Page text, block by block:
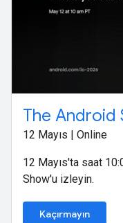
The Android
12 Mayıs | Online
12 Mayıs'ta saat
Show'u izleyin.
Kaçırmayın